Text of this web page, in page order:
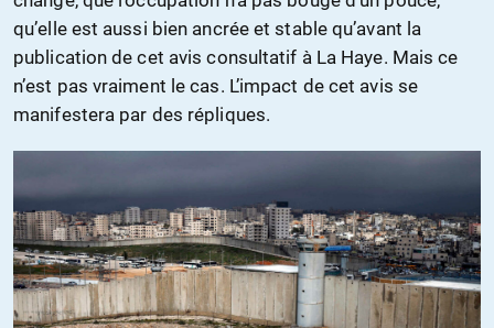
qu’elle est aussi bien ancrée et stable qu’avant la
publication de cet avis consultatif à La Haye. Mais ce
n’est pas vraiment le cas. L’impact de cet avis se
manifestera par des répliques.